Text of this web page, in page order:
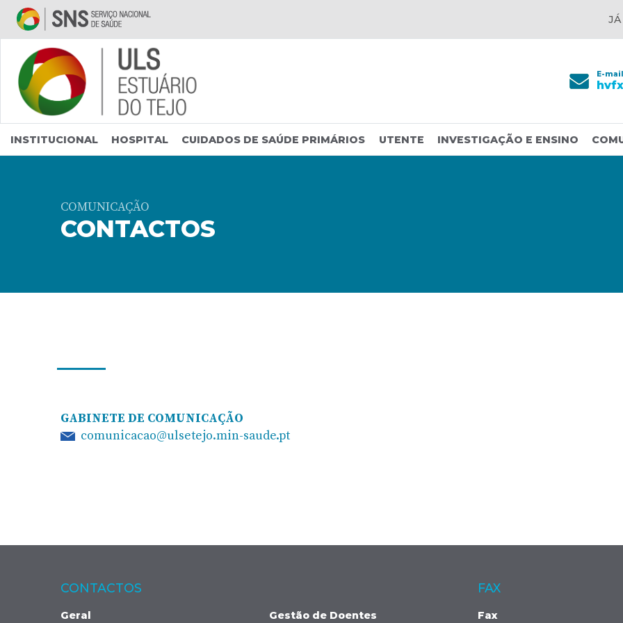
Saltar para conteúdo principal
JÁ
E-mail
INSTITUCIONAL HOSPITAL CUIDADOS DE SAÚDE PRIMÁRIOS UTENTE INVESTIGAÇÃO E ENSINO
COMUNICAÇÃO
CONTACTOS
GABINETE DE COMUNICAÇÃO
comunicacao@ulsetejo.min-saude.pt
CONTACTOS
Geral Gestão de Doentes
FAX
Fax